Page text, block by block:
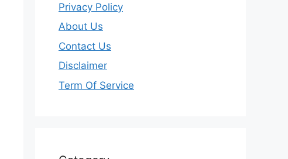
Privacy Policy
About Us
Contact Us
Disclaimer
Term Of Service